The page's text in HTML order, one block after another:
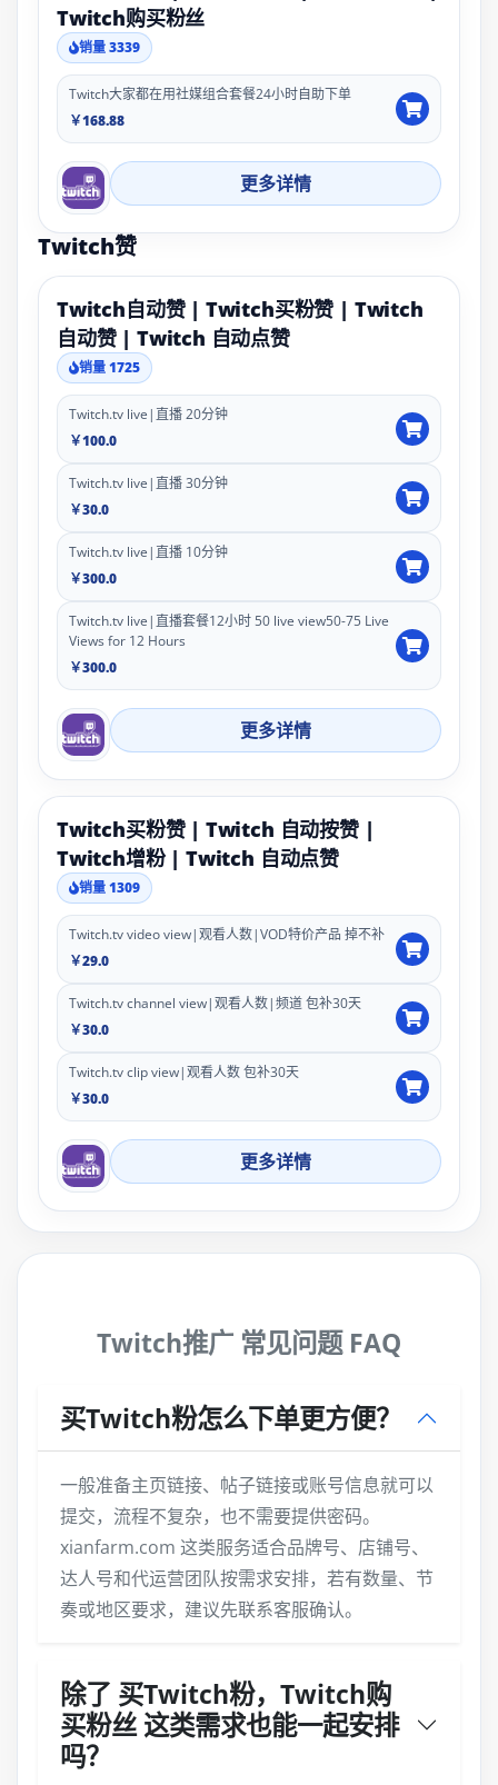
Twitch购买粉丝
销量 3339
Twitch大家都在用社媒组合套餐24小时自助下单
￥168.88
更多详情
Twitch赞
Twitch自动赞 | Twitch买粉赞 | Twitch
自动赞 | Twitch 自动点赞
销量 1725
Twitch.tv live|直播 20分钟
￥100.0
Twitch.tv live|直播 30分钟
￥30.0
Twitch.tv live|直播 10分钟
￥300.0
Twitch.tv live|直播套餐12小时 50 live view50-75 Live
Views for 12 Hours
￥300.0
更多详情
Twitch买粉赞 | Twitch 自动按赞 |
Twitch增粉 | Twitch 自动点赞
销量 1309
Twitch.tv video view|观看人数|VOD特价产品 掉不补
￥29.0
Twitch.tv channel view|观看人数|频道 包补30天
￥30.0
Twitch.tv clip view|观看人数 包补30天
￥30.0
更多详情
Twitch推广 常见问题 FAQ
买Twitch粉怎么下单更方便？
一般准备主页链接、帖子链接或账号信息就可以
提交，流程不复杂，也不需要提供密码。
xianfarm.com 这类服务适合品牌号、店铺号、
达人号和代运营团队按需求安排，若有数量、节
奏或地区要求，建议先联系客服确认。
除了 买Twitch粉，Twitch购
买粉丝 这类需求也能一起安排
吗？